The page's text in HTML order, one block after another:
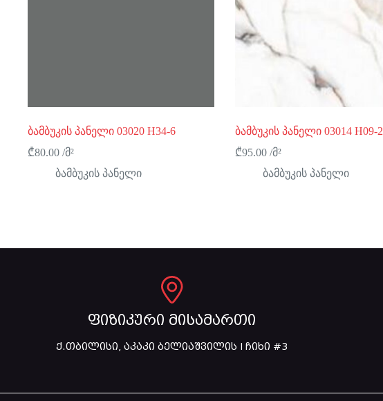
ბამბუკის პანელი 03020 H34-6
₾80.00 /მ²
ბამბუკის პანელი
ბამბუკის პანელი 03014 H09-2
₾95.00/მ²
ბამბუკის პანელი
ფიზიკური მისამართი
ქ.თბილისი, აკაკი ბელიაშვილის I ჩიხი #3